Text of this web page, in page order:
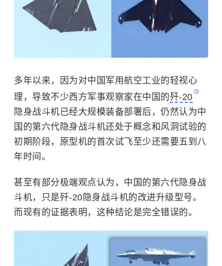
多年以来，因为对中国军用航空工业的轻视心
理，导致不少西方军事观察家在中国的歼-20
隐身战斗机已经大规模装备部署后，仍然认为中
国的第六代隐身战斗机还处于概念和风洞试验的
初期阶段，原型机的首次试飞至少还需要五到八
年时间。
甚至有部分极端观点认为，中国的第六代隐身战
斗机，只是歼-20隐身战斗机的改进升级型号。
而现有的证据表明，这种结论是完全错误的。